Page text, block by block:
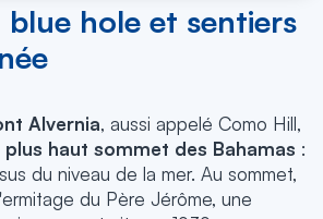
hole et sentiers
Alvernia, aussi appelé Como Hill,
plus haut sommet des Bahamas :
du niveau de la mer. Au sommet,
du Père Jérôme, une